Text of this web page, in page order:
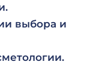
выбора и